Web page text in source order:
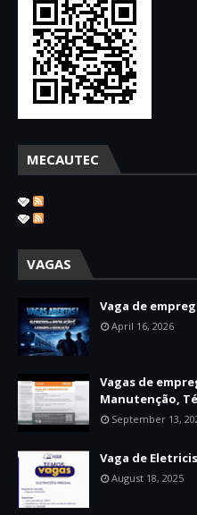
MECAUTEC
VAGAS
Vaga de
April 16, 2026
Vagas de
Manutenção,
September 13,
Vaga de
August 18, 2025